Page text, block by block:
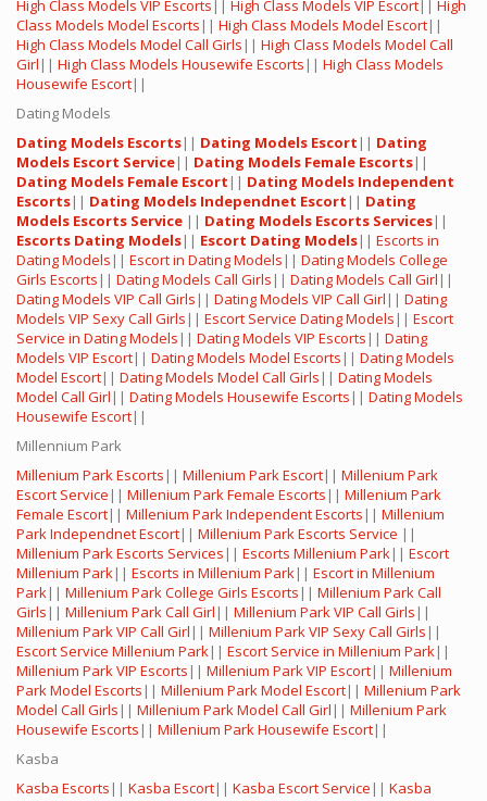
High Class Models VIP Escorts || High Class Models VIP Escort|| High
Class Models Model Escorts || High Class Models Model Escort||
High Class Models Model Call Girls || High Class Models Model Call
Girl || High Class Models Housewife Escorts || High Class Models
Housewife Escort||
Dating Models
Dating Models Escorts|| Dating Models Escort || Dating
Models Escort Service|| Dating Models Female Escorts||
Dating Models Female Escort || Dating Models Independent
Escorts|| Dating Models Independnet Escort || Dating
Models Escorts Service || Dating Models Escorts Services||
Escorts Dating Models|| Escort Dating Models|| Escorts in
Dating Models || Escort in Dating Models || Dating Models College
Girls Escorts || Dating Models Call Girls || Dating Models Call Girl ||
Dating Models VIP Call Girls || Dating Models VIP Call Girl || Dating
Models VIP Sexy Call Girls || Escort Service Dating Models || Escort
Service in Dating Models || Dating Models VIP Escorts || Dating
Models VIP Escort|| Dating Models Model Escorts || Dating Models
Model Escort|| Dating Models Model Call Girls || Dating Models
Model Call Girl || Dating Models Housewife Escorts || Dating Models
Housewife Escort||
Millennium Park
Millenium Park Escorts || Millenium Park Escort|| Millenium Park
Escort Service || Millenium Park Female Escorts || Millenium Park
Female Escort|| Millenium Park Independent Escorts || Millenium
Park Independnet Escort|| Millenium Park Escorts Service ||
Millenium Park Escorts Services || Escorts Millenium Park|| Escort
Millenium Park|| Escorts in Millenium Park|| Escort in Millenium
Park|| Millenium Park College Girls Escorts || Millenium Park Call
Girls || Millenium Park Call Girl || Millenium Park VIP Call Girls ||
Millenium Park VIP Call Girl || Millenium Park VIP Sexy Call Girls ||
Escort Service Millenium Park|| Escort Service in Millenium Park||
Millenium Park VIP Escorts || Millenium Park VIP Escort|| Millenium
Park Model Escorts || Millenium Park Model Escort|| Millenium Park
Model Call Girls || Millenium Park Model Call Girl || Millenium Park
Housewife Escorts || Millenium Park Housewife Escort||
Kasba
Kasba Escorts || Kasba Escort|| Kasba Escort Service || Kasba